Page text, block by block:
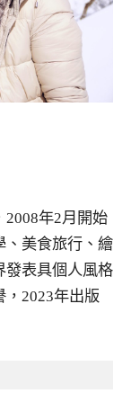
年2月開始
、美食旅行、繪
發表具個人風格
2023年出版